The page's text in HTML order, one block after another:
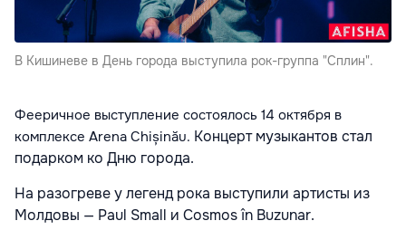
В Кишиневе в День города выступила рок-группа "Сплин".
Фееричное выступление состоялось 14 октября в
комплексе Arena Chișinău. Концерт музыкантов стал
подарком ко Дню города.
На разогреве у легенд рока выступили артисты из
Молдовы — Paul Small и Cosmos în Buzunar.